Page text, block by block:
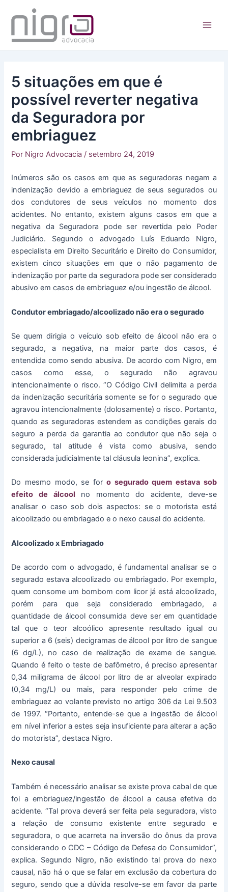
para
conteúdo
5 situações em que é
possível reverter negativa
da Seguradora por
embriaguez
Por Nigro Advocacia / setembro 24, 2019
Inúmeros são os casos em que as seguradoras negam a
indenização devido a embriaguez de seus segurados ou
dos condutores de seus veículos no momento dos
acidentes. No entanto, existem alguns casos em que a
negativa da Seguradora pode ser revertida pelo Poder
Judiciário. Segundo o advogado Luís Eduardo Nigro,
especialista em Direito Securitário e Direito do Consumidor,
existem cinco situações em que o não pagamento de
indenização por parte da seguradora pode ser considerado
abusivo em casos de embriaguez e/ou ingestão de álcool.
Condutor embriagado/alcoolizado não era o segurado
Se quem dirigia o veículo sob efeito de álcool não era o
segurado, a negativa, na maior parte dos casos, é
entendida como sendo abusiva. De acordo com Nigro, em
casos como esse, o segurado não agravou
intencionalmente o risco. “O Código Civil delimita a perda
da indenização securitária somente se for o segurado que
agravou intencionalmente (dolosamente) o risco. Portanto,
quando as seguradoras estendem as condições gerais do
seguro a perda da garantia ao condutor que não seja o
segurado, tal atitude é vista como abusiva, sendo
considerada judicialmente tal cláusula leonina”, explica.
Do mesmo modo, se foro segurado quem estava sob
efeito de álcool no momento do acidente, deve-se
analisar o caso sob dois aspectos: se o motorista está
alcoolizado ou embriagado e o nexo causal do acidente.
Alcoolizado x Embriagado
De acordo com o advogado, é fundamental analisar se o
segurado estava alcoolizado ou embriagado. Por exemplo,
quem consome um bombom com licor já está alcoolizado,
porém para que seja considerado embriagado, a
quantidade de álcool consumida deve ser em quantidade
tal que o teor alcoólico apresente resultado igual ou
superior a 6 (seis) decigramas de álcool por litro de sangue
(6 dg/L), no caso de realização de exame de sangue.
Quando é feito o teste de bafômetro, é preciso apresentar
0,34 miligrama de álcool por litro de ar alveolar expirado
(0,34 mg/L) ou mais, para responder pelo crime de
embriaguez ao volante previsto no artigo 306 da Lei 9.503
de 1997. “Portanto, entende-se que a ingestão de álcool
em nível inferior a estes seja insuficiente para alterar a ação
do motorista”, destaca Nigro.
Nexo causal
Também é necessário analisar se existe prova cabal de que
foi a embriaguez/ingestão de álcool a causa efetiva do
acidente. “Tal prova deverá ser feita pela seguradora, visto
a relação de consumo existente entre segurado e
seguradora, o que acarreta na inversão do ônus da prova
considerando o CDC – Código de Defesa do Consumidor”,
explica. Segundo Nigro, não existindo tal prova do nexo
causal, não há o que se falar em exclusão da cobertura do
seguro, sendo que a dúvida resolve-se em favor da parte